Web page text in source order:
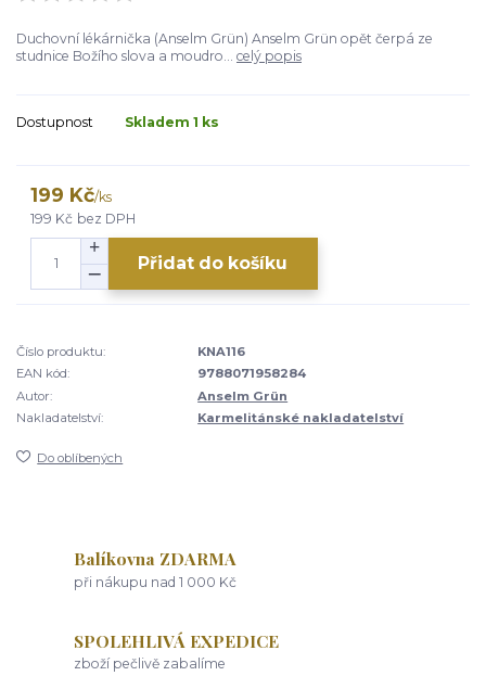
Duchovní lékárnička (Anselm Grün) Anselm Grün opět čerpá ze
studnice Božího slova a moudro... celý popis
Dostupnost Skladem 1 ks
199 Kč/ks
199 Kč bez DPH
Přidat do košíku
Číslo produktu:
KNA116
EAN kód:
9788071958284
Autor:
Anselm Grün
Nakladatelství:
Karmelitánské nakladatelství
Do oblíbených
Balíkovna ZDARMA
při nákupu nad 1 000 Kč
SPOLEHLIVÁ EXPEDICE
zboží pečlivě zabalíme